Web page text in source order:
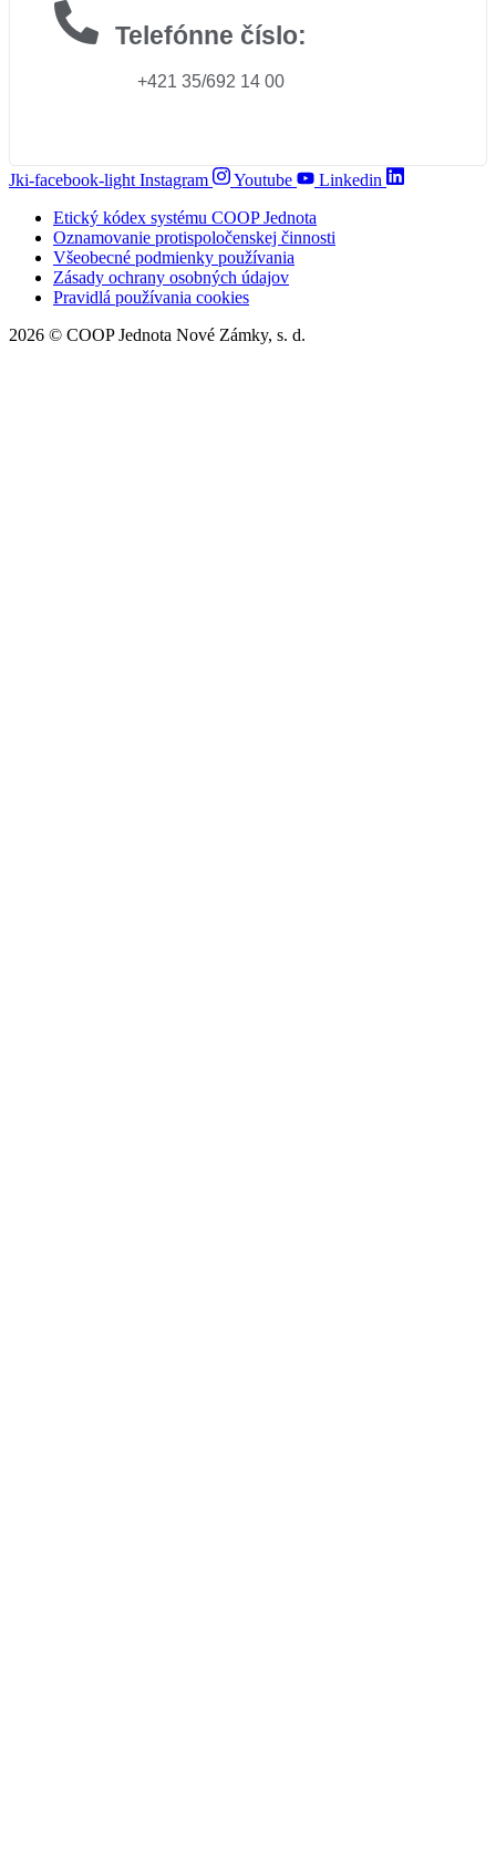
Telefónne číslo:
+421 35/692 14 00
Jki-facebook-light Instagram Youtube
Linkedin
Etický kódex systému COOP Jednota
Oznamovanie protispoločenskej činnosti
Všeobecné podmienky používania
Zásady ochrany osobných údajov
Pravidlá používania cookies
2026 © COOP Jednota Nové Zámky, s. d.